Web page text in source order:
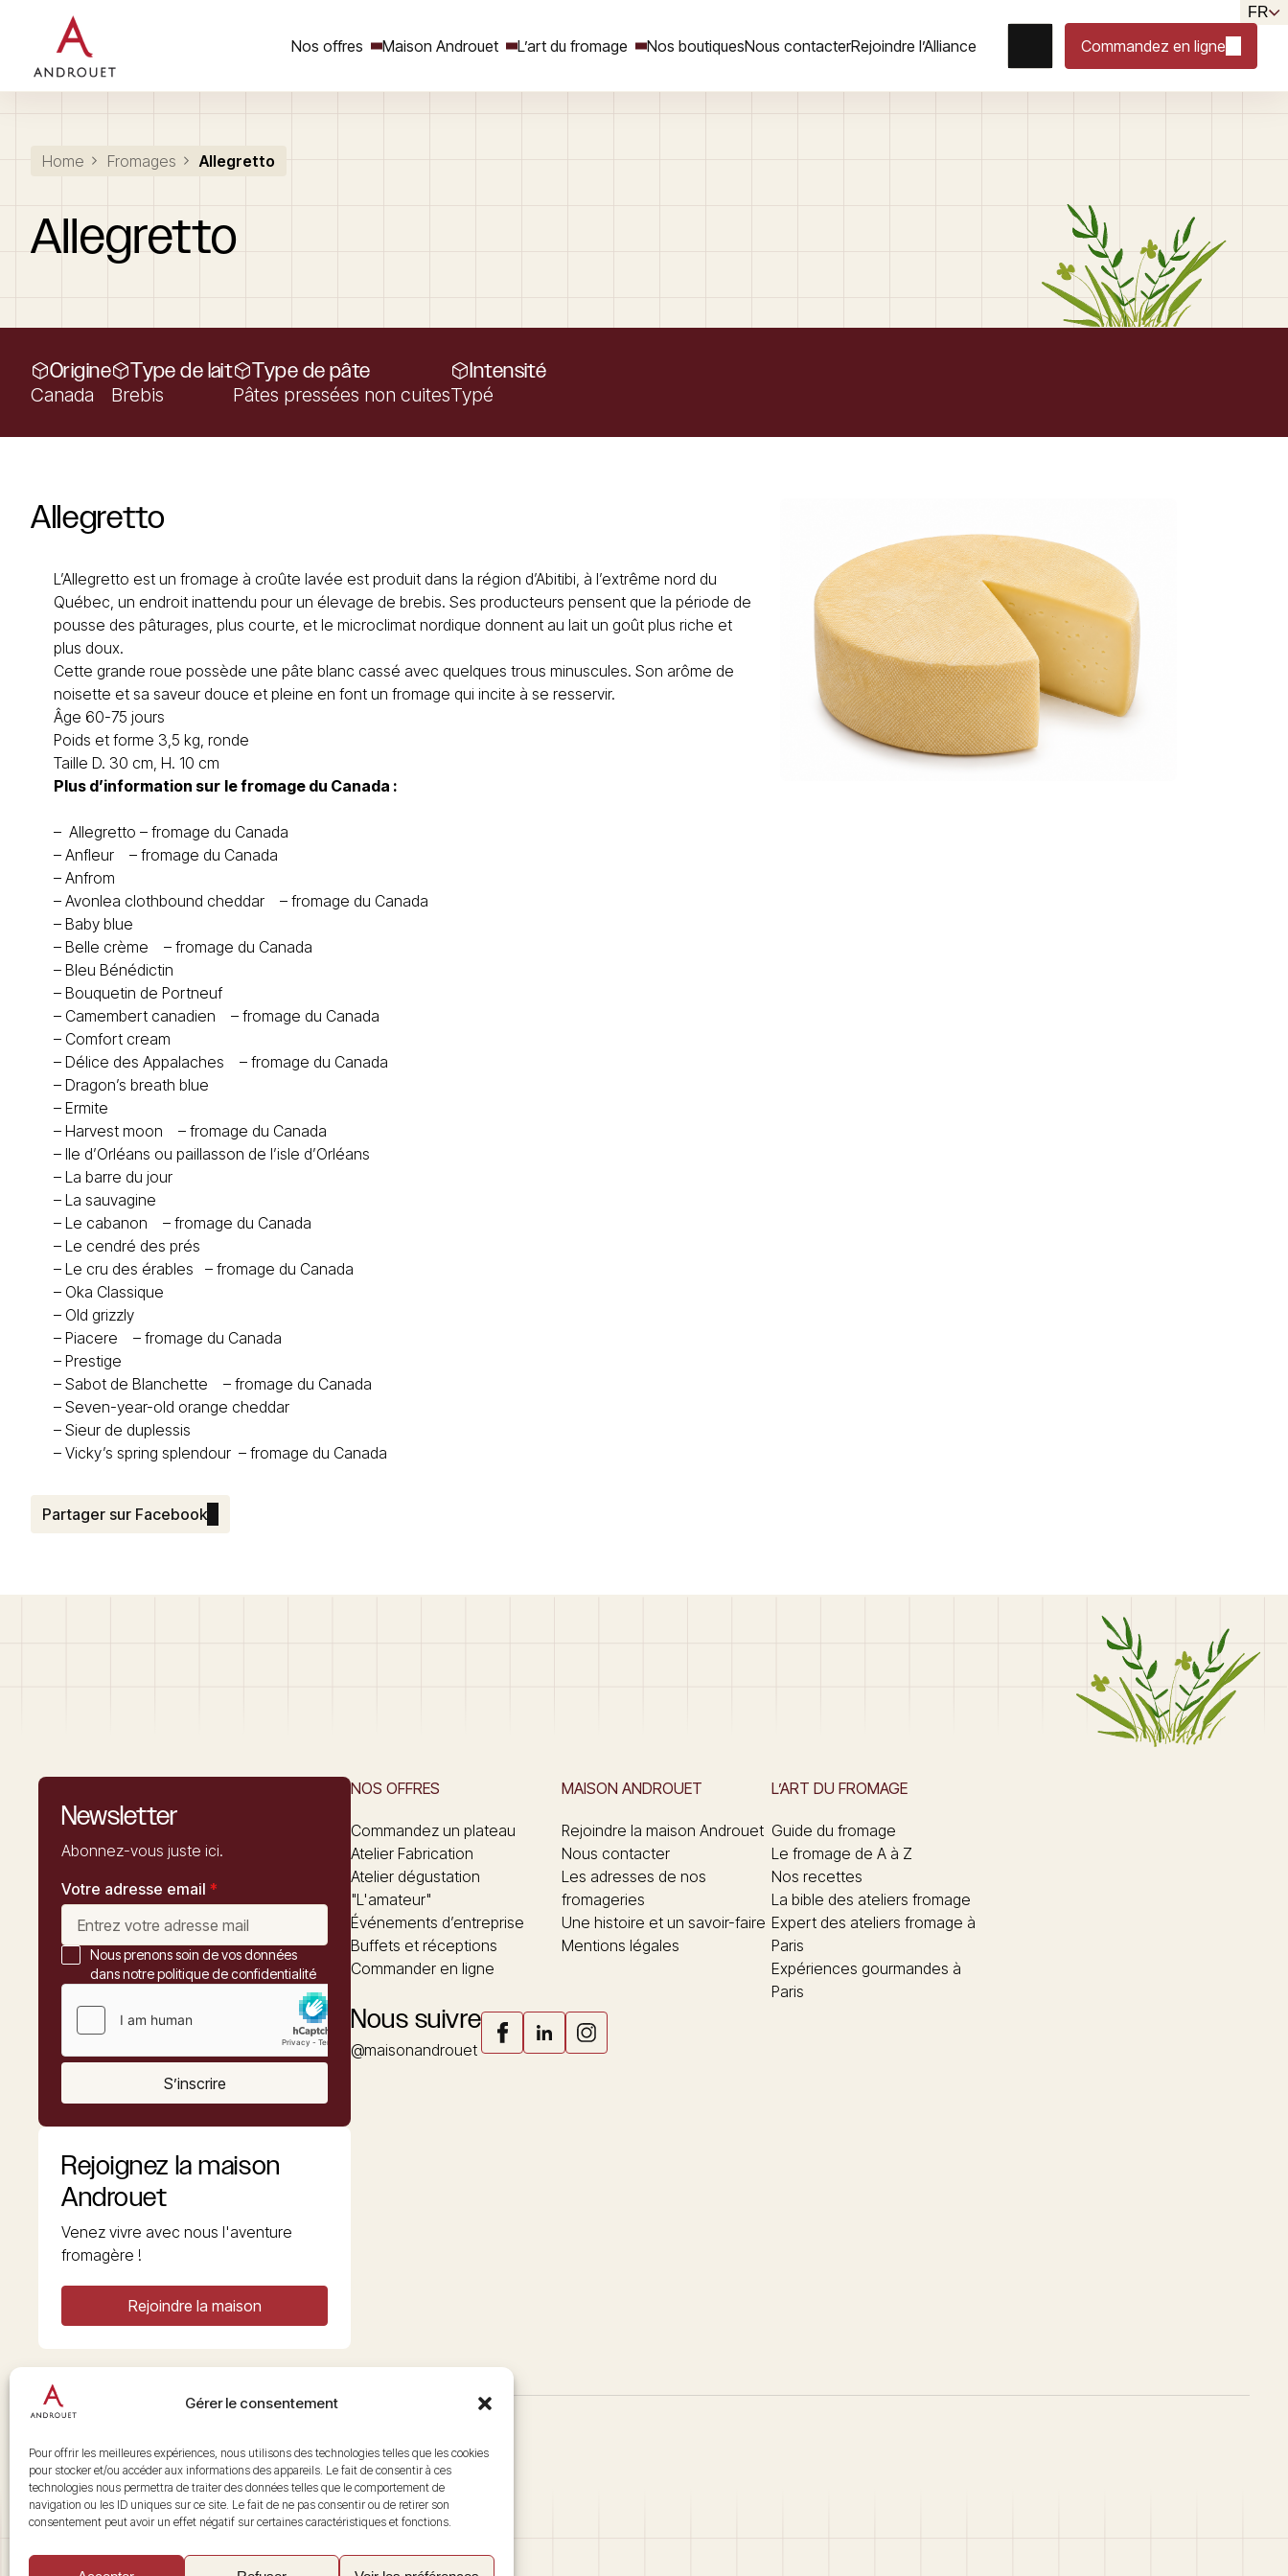
Gérer le consentement
Pour offrir les meilleures expériences, nous utilisons des technologies telles que les cookies
pour stocker et/ou accéder aux informations des appareils. Le fait de consentir à ces
technologies nous permettra de traiter des données telles que le comportement de
navigation ou les ID uniques sur ce site. Le fait de ne pas consentir ou de retirer son
consentement peut avoir un effet négatif sur certaines caractéristiques et fonctions.
Nos offres Maison Androuet L’art du fromage Nos boutiquesNous contacterRejoindre l’Alliance Commandez en ligne
FR
Rechercher un mot clé
Home Fromages Allegretto
Allegretto
Origine
Canada
Type de lait
Brebis
Type de pâte
Pâtes pressées non cuites
Intensité
Typé
Allegretto
L’Allegretto est un fromage à croûte lavée est produit dans la région d’Abitibi, à l’extrême nord du
Québec, un endroit inattendu pour un élevage de brebis. Ses producteurs pensent que la période de
pousse des pâturages, plus courte, et le microclimat nordique donnent au lait un goût plus riche et
plus doux.
Cette grande roue possède une pâte blanc cassé avec quelques trous minuscules. Son arôme de
noisette et sa saveur douce et pleine en font un fromage qui incite à se resservir.
Âge 60-75 jours
Poids et forme 3,5 kg, ronde
Taille D. 30 cm, H. 10 cm
Plus d’information sur lefromage du Canada :
– Allegretto – fromage du Canada
– Anfleur – fromage du Canada
– Anfrom
– Avonlea clothbound cheddar – fromage du Canada
– Baby blue
– Belle crème – fromage du Canada
– Bleu Bénédictin
– Bouquetin de Portneuf
– Camembert canadien – fromage du Canada
– Comfort cream
– Délice des Appalaches – fromage du Canada
– Dragon’s breath blue
– Ermite
– Harvest moon – fromage du Canada
– Ile d’Orléans ou paillasson de l’isle d’Orléans
– La barre du jour
– La sauvagine
– Le cabanon – fromage du Canada
– Le cendré des prés
– Le cru des érables – fromage du Canada
– Oka Classique
– Old grizzly
– Piacere – fromage du Canada
– Prestige
– Sabot de Blanchette – fromage du Canada
– Seven-year-old orange cheddar
– Sieur de duplessis
– Vicky’s spring splendour – fromage du Canada
Partager sur Facebook
Newsletter
Abonnez-vous juste ici.
Votre adresse email *
Nous prenons soin de vos données
dans notre politique de confidentialité
S’inscrire
Rejoignez la maison
Androuet
Venez vivre avec nous l'aventure
fromagère !
Rejoindre la maison
NOS OFFRES
Commandez un plateau
Atelier Fabrication
Atelier dégustation
"L'amateur"
Événements d’entreprise
Buffets et réceptions
Commander en ligne
MAISON ANDROUET
Rejoindre la maison Androuet
Nous contacter
Les adresses de nos
fromageries
Une histoire et un savoir-faire
Mentions légales
L’ART DU FROMAGE
Guide du fromage
Le fromage de A à Z
Nos recettes
La bible des ateliers fromage
Expert des ateliers fromage à
Paris
Expériences gourmandes à
Paris
Nous suivre
@maisonandrouet